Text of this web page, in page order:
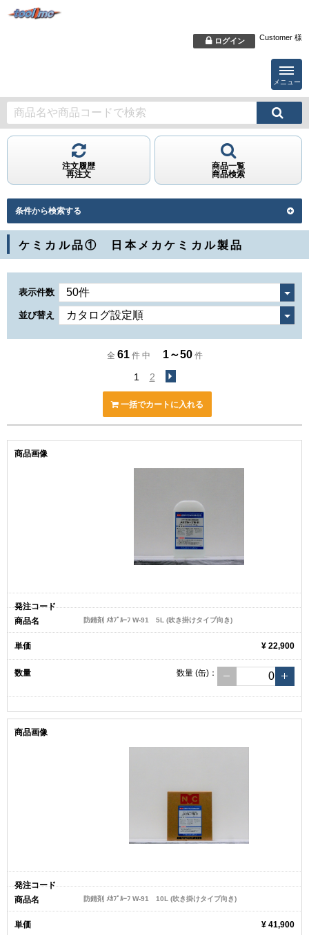
ログイン Customer 様
メニュー
注文履歴
再注文
商品一覧
商品検索
条件から検索する
ケミカル品① 日本メカケミカル製品
表示件数
並び替え
全 61 件 中 1～50 件
1 2
一括でカートに入れる
防錆剤 ﾒｶﾌﾟﾙｰﾌ W-91 5L (吹き掛けタイプ向き)
¥ 22,900
数量 (缶) ：
防錆剤 ﾒｶﾌﾟﾙｰﾌ W-91 10L (吹き掛けタイプ向き)
¥ 41,900